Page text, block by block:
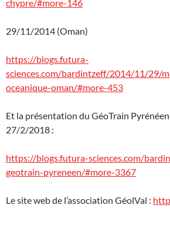
chypre/#more-146
29/11/2014 (Oman)
https://blogs.futura-
sciences.com/bardintzeff/2014/11/29/
oceanique-oman/#more-453
Et la présentation du GéoTrain
27/2/2018 :
https://blogs.futura-sciences.com/
geotrain-pyreneen/#more-3367
Le site web de l’association GéolVal :